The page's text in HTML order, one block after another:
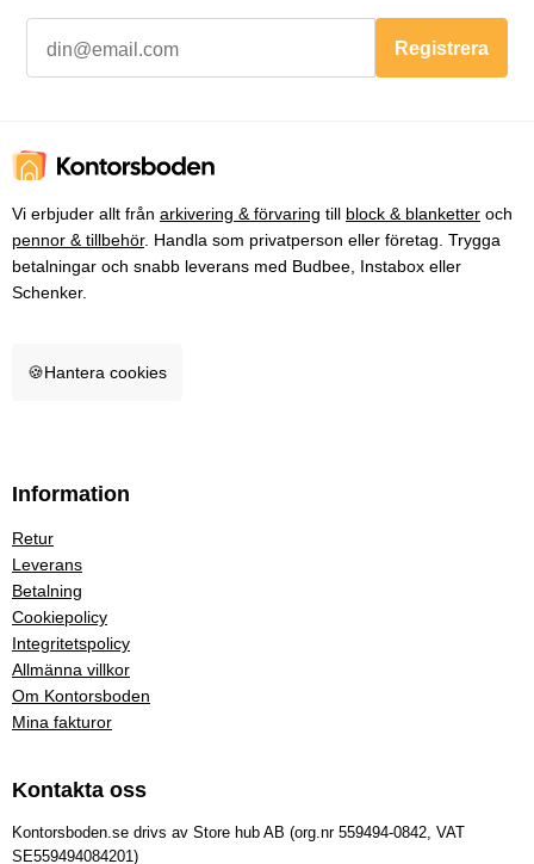
Registrera
Vi erbjuder allt från arkivering & förvaring till block & blanketter och
pennor & tillbehör. Handla som privatperson eller företag. Trygga
betalningar och snabb leverans med Budbee, Instabox eller
Schenker.
🍪Hantera cookies
Information
Retur
Leverans
Betalning
Cookiepolicy
Integritetspolicy
Allmänna villkor
Om Kontorsboden
Mina fakturor
Kontakta oss
Kontorsboden.se drivs av Store hub AB (org.nr 559494-0842, VAT
SE559494084201)